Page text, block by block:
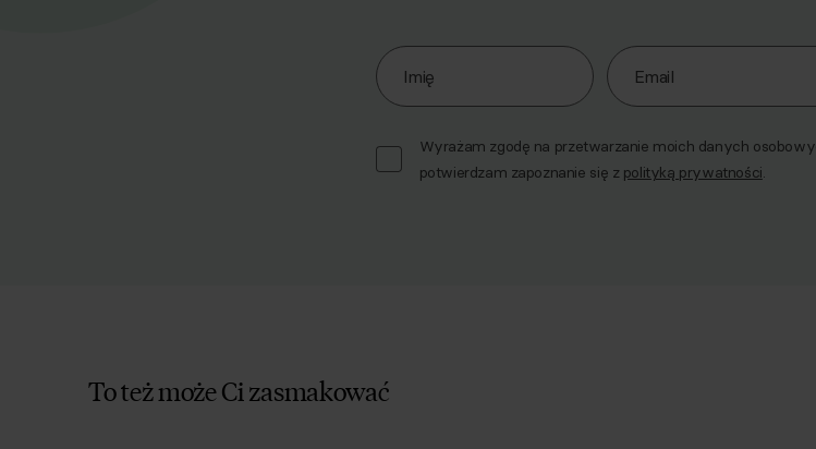
Zapisz się do naszego Newslettera
Imię Email
Wyrażam zgodę na przetwarzanie moich danych
potwierdzam zapoznanie się z polityką prywatności.
To też może Ci zasmakować